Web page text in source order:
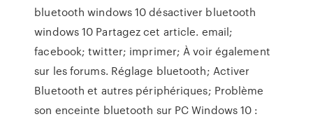
bluetooth windows 10 désactiver bluetooth
windows 10 Partagez cet article. email;
facebook; twitter; imprimer; À voir également
sur les forums. Réglage bluetooth; Activer
Bluetooth et autres périphériques; Problème
son enceinte bluetooth sur PC Windows 10 :